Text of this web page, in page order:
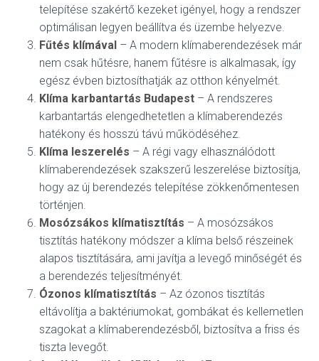
telepítése szakértő kezeket igényel, hogy a rendszer
optimálisan legyen beállítva és üzembe helyezve.
Fűtés klímával – A modern klímaberendezések már
nem csak hűtésre, hanem fűtésre is alkalmasak, így
egész évben biztosíthatják az otthon kényelmét.
Klíma karbantartás Budapest – A rendszeres
karbantartás elengedhetetlen a klímaberendezés
hatékony és hosszú távú működéséhez.
Klíma leszerelés – A régi vagy elhasználódott
klímaberendezések szakszerű leszerelése biztosítja,
hogy az új berendezés telepítése zökkenőmentesen
történjen.
Mosózsákos klímatisztítás – A mosózsákos
tisztítás hatékony módszer a klíma belső részeinek
alapos tisztítására, ami javítja a levegő minőségét és
a berendezés teljesítményét.
Ózonos klímatisztítás – Az ózonos tisztítás
eltávolítja a baktériumokat, gombákat és kellemetlen
szagokat a klímaberendezésből, biztosítva a friss és
tiszta levegőt.